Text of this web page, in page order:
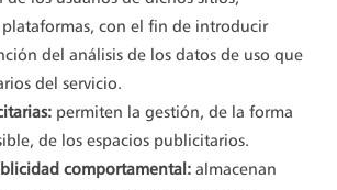
plataformas, con el fin de introducir
del análisis de los datos de uso que
del servicio.
permiten la gestión, de la forma
de los espacios publicitarios.
comportamental: almacenan